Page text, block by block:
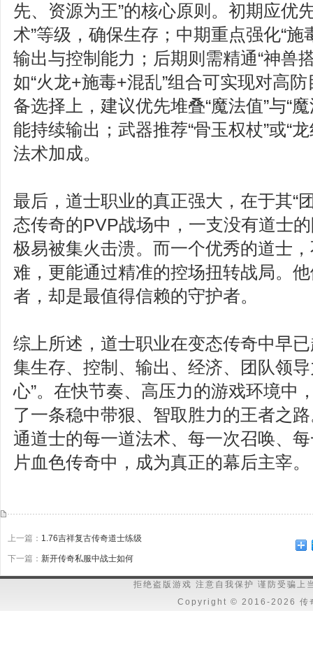
先、资源为王”的核心原则。初期应优
术”等级，确保生存；中期重点强化“施
输出与控制能力；后期则需精通“神兽
如“火龙+施毒+混乱”组合可实现对高
备选择上，建议优先堆叠“魔法值”与“
能持续输出；武器推荐“骨玉权杖”或“
法术加成。
最后，道士职业的真正强大，在于其“
态传奇的PVP战场中，一支没有道士
极易被集火击溃。而一个优秀的道士
难，更能通过精准的控场扭转战局。
者，却是最值得信赖的守护者。
综上所述，道士职业在变态传奇中早已
集生存、控制、输出、经济、团队领
心”。在快节奏、高压力的游戏环境中
了一条稳中带狠、智取胜力的王者之
通道士的每一道法术、每一次召唤、
片血色传奇中，成为真正的幕后主宰。
上一篇： 1.76吉祥复古传奇道士练级
下一篇： 新开传奇私服中战士如何
拒绝盗版游戏 注意自我保护 谨防受骗上
Copyright © 2016-2026 传